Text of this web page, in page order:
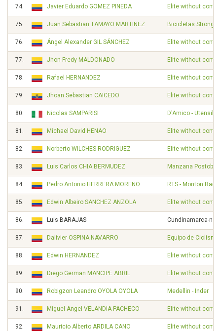
74. Javier Eduardo GOMEZ PINEDA Elite without
75. Juan Sebastian TAMAYO MARTINEZ Bicicletas
76. Ángel Alexander GIL SÁNCHEZ Elite without
77. Jhon Fredy MALDONADO Elite without
78. Rafael HERNANDEZ Elite without
79. Jhoan Sebastian CAICEDO Elite without
80. Nicolas SAMPARISI D'Amico -
81. Michael David HENAO Elite without
82. Norberto WILCHES RODRIGUEZ Elite without
83. Luis Carlos CHIA BERMUDEZ Manzana
84. Pedro Antonio HERRERA MORENO RTS - Monton
85. Edwin Albeiro SANCHEZ ANZOLA Elite without
86. Luis BARAJAS Cundinamarca-
87. Dalivier OSPINA NAVARRO Equipo de
88. Edwin HERNANDEZ Elite without
89. Diego German MANCIPE ABRIL Elite without
90. Robigzon Leandro OYOLA OYOLA Medellin - Inder
91. Miguel Angel VELANDIA PACHECO Elite without
92. Mauricio Alberto ARDILA CANO Elite without